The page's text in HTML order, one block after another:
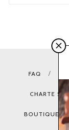
FAQ
CHARTE
BOUTIQUE